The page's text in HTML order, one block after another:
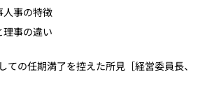
人事の特徴
事の違い
ての任期満了を控えた所見［経営委員長、